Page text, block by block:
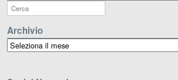
Archivio
Archivio